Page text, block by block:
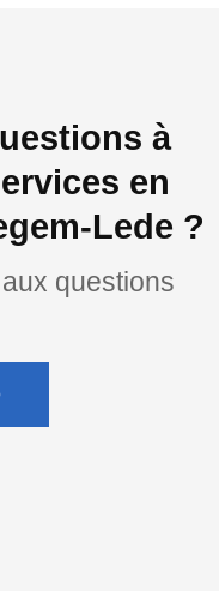
à
en
Lede ?
questions